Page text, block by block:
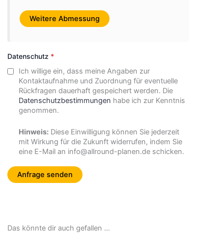
Datenschutz *
Ich willige ein, dass meine Angaben zur
Kontaktaufnahme und Zuordnung für eventuelle
Rückfragen dauerhaft gespeichert werden. Die
Datenschutzbestimmungen habe ich zur Kenntnis
genommen.
Hinweis: Diese Einwilligung können Sie jederzeit
mit Wirkung für die Zukunft widerrufen, indem Sie
eine E-Mail an info@allround-planen.de schicken.
Anfrage senden
Das könnte dir auch gefallen …